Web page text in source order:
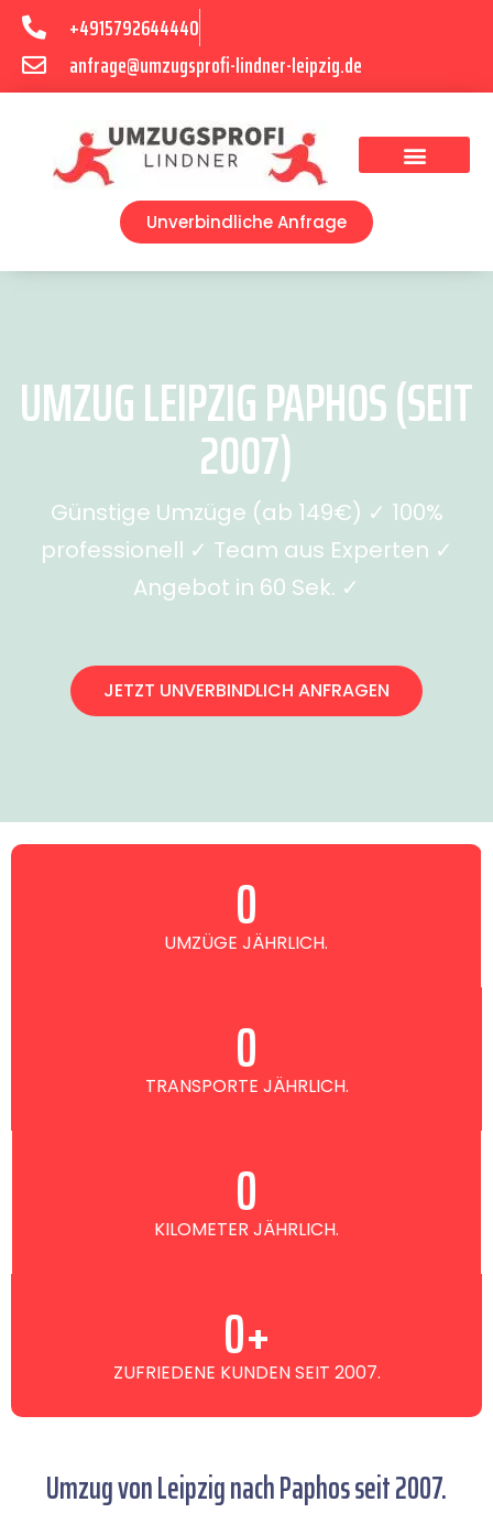
+4915792644440
anfrage@umzugsprofi-lindner-leipzig.de
Unverbindliche Anfrage
UMZUG LEIPZIG PAPHOS (SEIT
2007)
Günstige Umzüge (ab 149€) ✓ 100%
professionell ✓ Team aus Experten ✓
Angebot in 60 Sek. ✓
JETZT UNVERBINDLICH ANFRAGEN
UMZÜGE JÄHRLICH.
0
TRANSPORTE JÄHRLICH.
0
KILOMETER JÄHRLICH.
0
ZUFRIEDENE KUNDEN SEIT 2007.
0+
Umzug von Leipzig nach Paphos seit 2007.